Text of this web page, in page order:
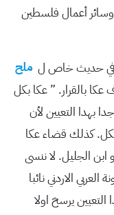
أعمال فلسطين
في حديث خاص ل ملح
بالقرار. ” عكا بكل
بهدا التعيين لأن
كذلك قضاء عكا
ابن الجليل. لا ننسى
الاردني نائبا
يرسخ اولا